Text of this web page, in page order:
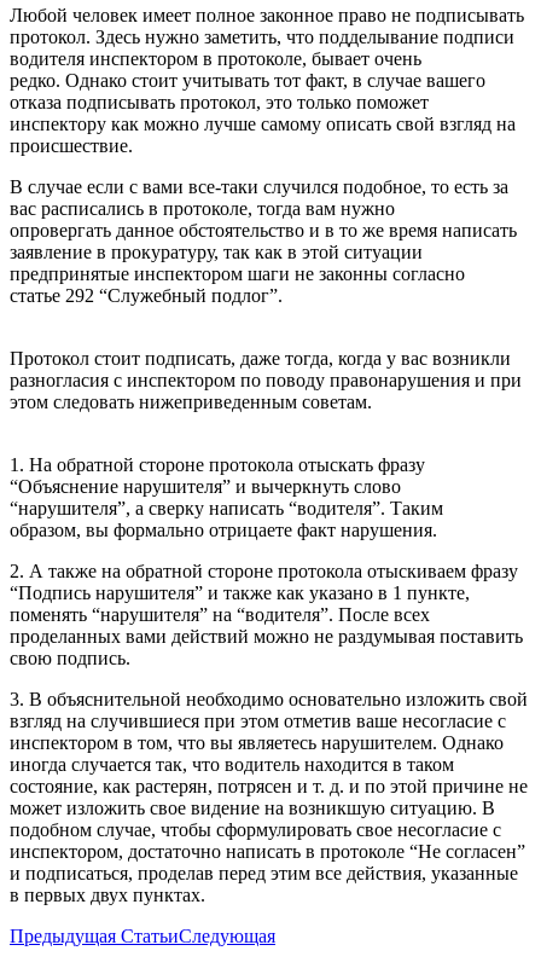
Любой человек имеет полное законное право не подписывать
протокол. Здесь нужно заметить, что подделывание подписи
водителя инспектором в протоколе, бывает очень
редко. Однако стоит учитывать тот факт, в случае вашего
отказа подписывать протокол, это только поможет
инспектору как можно лучше самому описать свой взгляд на
происшествие.
В случае если с вами все-таки случился подобное, то есть за
вас расписались в протоколе, тогда вам нужно
опровергать данное обстоятельство и в то же время написать
заявление в прокуратуру, так как в этой ситуации
предпринятые инспектором шаги не законны согласно
статье 292 “Служебный подлог”.
Протокол стоит подписать, даже тогда, когда у вас возникли
разногласия с инспектором по поводу правонарушения и при
этом следовать нижеприведенным советам.
1. На обратной стороне протокола отыскать фразу
“Объяснение нарушителя” и вычеркнуть слово
“нарушителя”, а сверку написать “водителя”. Таким
образом, вы формально отрицаете факт нарушения.
2. А также на обратной стороне протокола отыскиваем фразу
“Подпись нарушителя” и также как указано в 1 пункте,
поменять “нарушителя” на “водителя”. После всех
проделанных вами действий можно не раздумывая поставить
свою подпись.
3. В объяснительной необходимо основательно изложить свой
взгляд на случившиеся при этом отметив ваше несогласие с
инспектором в том, что вы являетесь нарушителем. Однако
иногда случается так, что водитель находится в таком
состояние, как растерян, потрясен и т. д. и по этой причине не
может изложить свое видение на возникшую ситуацию. В
подобном случае, чтобы сформулировать свое несогласие с
инспектором, достаточно написать в протоколе “Не согласен”
и подписаться, проделав перед этим все действия, указанные
в первых двух пунктах.
Предыдущая СтатьиСледующая